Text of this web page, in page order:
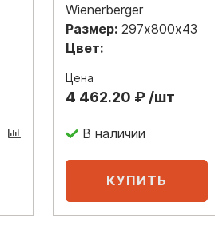
Wienerberger
Размер: 297х800х43
Цвет:
Цена
4 462.20 ₽ /шт
В наличии